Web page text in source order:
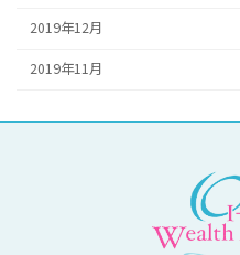
2019年12月
2019年11月